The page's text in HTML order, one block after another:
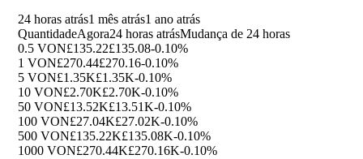
24 horas atrás1 mês atrás1 ano atrás
QuantidadeAgora24 horas atrásMudança de 24 horas
0.5 VON£135.22£135.08-0.10%
1 VON£270.44£270.16-0.10%
5 VON£1.35K£1.35K-0.10%
10 VON£2.70K£2.70K-0.10%
50 VON£13.52K£13.51K-0.10%
100 VON£27.04K£27.02K-0.10%
500 VON£135.22K£135.08K-0.10%
1000 VON£270.44K£270.16K-0.10%